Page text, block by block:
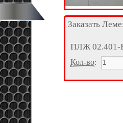
Заказать
ПЛЖ 02.401-
Кол-во: